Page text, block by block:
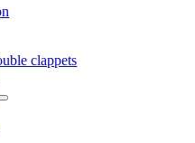
clappets